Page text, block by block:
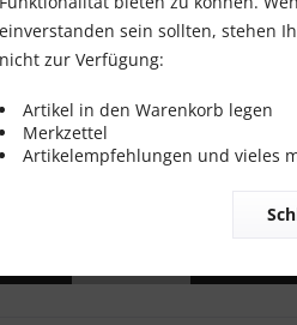
lang
*
Steckschlüssel
Inhalt1
einverstanden sein sollten, stehen
nicht zur Verfügung:
Artikel in den Warenkorb legen
Merkzettel
Artikelempfehlungen und vieles